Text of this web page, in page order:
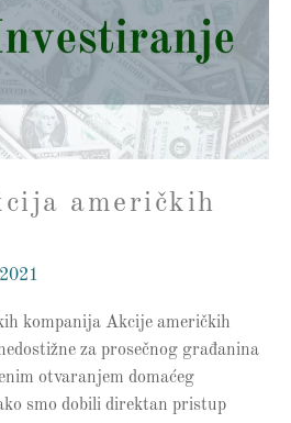
američkih
kompanija Akcije američkih
za prosečnog građanina
otvaranjem domaćeg
smo dobili direktan pristup